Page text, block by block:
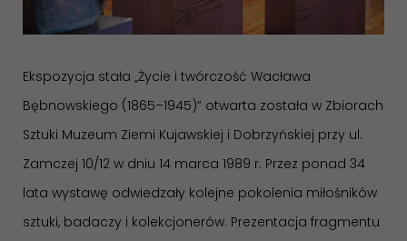
Ekspozycja stała „Życie i twórczość Wacława
Bębnowskiego (1865–1945)” otwarta została w Zbiorach
Sztuki Muzeum Ziemi Kujawskiej i Dobrzyńskiej przy ul.
Zamczej 10/12 w dniu 14 marca 1989 r. Przez ponad 34
lata wystawę odwiedzały kolejne pokolenia miłośników
sztuki, badaczy i kolekcjonerów. Prezentacja fragmentu